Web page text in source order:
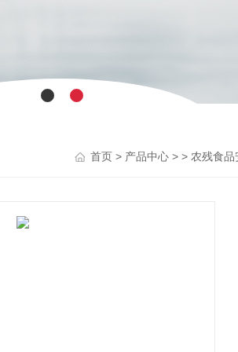
首页 > 产品中心 > > 农残食品